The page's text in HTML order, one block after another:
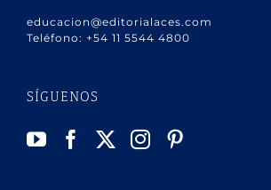
educacion@editorialaces.com
Teléfono: +54 11 5544 4800
SÍGUENOS